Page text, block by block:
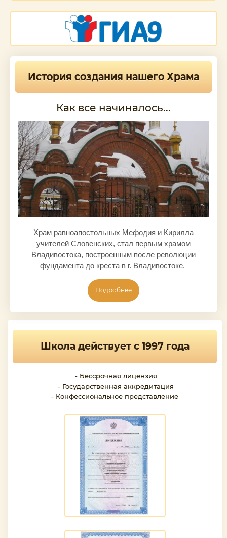
История создания нашего Храма
Как все начиналось...
Храм равноапостольных Мефодия и Кирилла
учителей Словенских, стал первым храмом
Владивостока, построенным после революции
фундамента до креста в г. Владивостоке.
Подробнее
Школа действует с 1997 года
- Бессрочная лицензия
- Государственная аккредитация
- Конфессиональное представление